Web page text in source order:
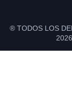
® TODOS LOS